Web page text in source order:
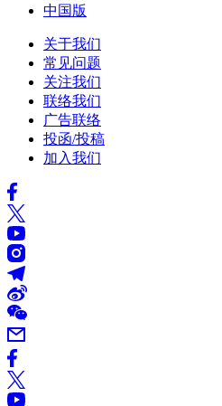
中国版
关于我们
常见问题
关注我们
联络我们
广告联络
投函/投稿
加入我们